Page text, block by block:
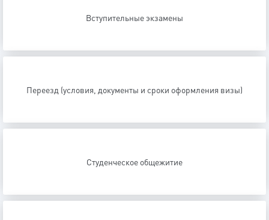
Вступительные экзамены
Переезд (условия, документы и сроки оформления визы)
Студенческое общежитие